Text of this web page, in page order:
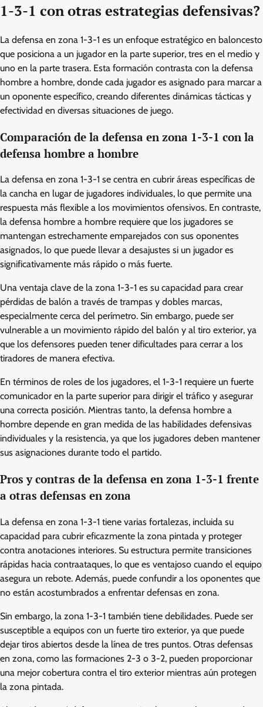
1-3-1 con otras estrategias defensivas?
La defensa en zona 1-3-1 es un enfoque estratégico en baloncesto
que posiciona a un jugador en la parte superior, tres en el medio y
uno en la parte trasera. Esta formación contrasta con la defensa
hombre a hombre, donde cada jugador es asignado para marcar a
un oponente específico, creando diferentes dinámicas tácticas y
efectividad en diversas situaciones de juego.
Comparación de la defensa en zona 1-3-1 con la
defensa hombre a hombre
La defensa en zona 1-3-1 se centra en cubrir áreas específicas de
la cancha en lugar de jugadores individuales, lo que permite una
respuesta más flexible a los movimientos ofensivos. En contraste,
la defensa hombre a hombre requiere que los jugadores se
mantengan estrechamente emparejados con sus oponentes
asignados, lo que puede llevar a desajustes si un jugador es
significativamente más rápido o más fuerte.
Una ventaja clave de la zona 1-3-1 es su capacidad para crear
pérdidas de balón a través de trampas y dobles marcas,
especialmente cerca del perímetro. Sin embargo, puede ser
vulnerable a un movimiento rápido del balón y al tiro exterior, ya
que los defensores pueden tener dificultades para cerrar a los
tiradores de manera efectiva.
En términos de roles de los jugadores, el 1-3-1 requiere un fuerte
comunicador en la parte superior para dirigir el tráfico y asegurar
una correcta posición. Mientras tanto, la defensa hombre a
hombre depende en gran medida de las habilidades defensivas
individuales y la resistencia, ya que los jugadores deben mantener
sus asignaciones durante todo el partido.
Pros y contras de la defensa en zona 1-3-1 frente
a otras defensas en zona
La defensa en zona 1-3-1 tiene varias fortalezas, incluida su
capacidad para cubrir eficazmente la zona pintada y proteger
contra anotaciones interiores. Su estructura permite transiciones
rápidas hacia contraataques, lo que es ventajoso cuando el equipo
asegura un rebote. Además, puede confundir a los oponentes que
no están acostumbrados a enfrentar defensas en zona.
Sin embargo, la zona 1-3-1 también tiene debilidades. Puede ser
susceptible a equipos con un fuerte tiro exterior, ya que puede
dejar tiros abiertos desde la línea de tres puntos. Otras defensas
en zona, como las formaciones 2-3 o 3-2, pueden proporcionar
una mejor cobertura contra el tiro exterior mientras aún protegen
la zona pintada.